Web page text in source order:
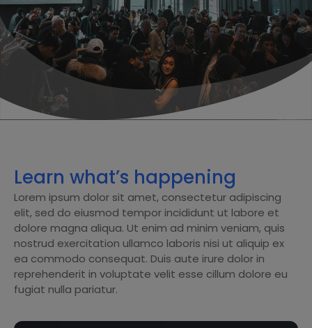
Learn what’s happening
Lorem ipsum dolor sit amet, consectetur adipiscing
elit, sed do eiusmod tempor incididunt ut labore et
dolore magna aliqua. Ut enim ad minim veniam, quis
nostrud exercitation ullamco laboris nisi ut aliquip ex
ea commodo consequat. Duis aute irure dolor in
reprehenderit in voluptate velit esse cillum dolore eu
fugiat nulla pariatur.